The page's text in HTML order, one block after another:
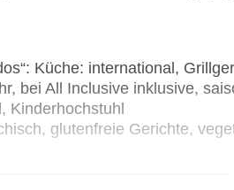
Küche: international,
bei All Inclusive inklusive,
Kinderhochstuhl
glutenfreie Gerichte,
glutenfreie Gerichte,